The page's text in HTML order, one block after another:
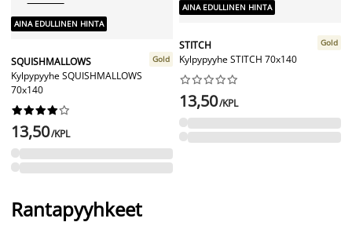
AINA EDULLINEN HINTA
SQUISHMALLOWS
Kylpypyyhe SQUISHMALLOWS
70x140
Gold






13,50/KPL
AINA EDULLINEN HINTA
STITCH
Kylpypyyhe STITCH 70x140
Gold






13,50/KPL
Rantapyyhkeet